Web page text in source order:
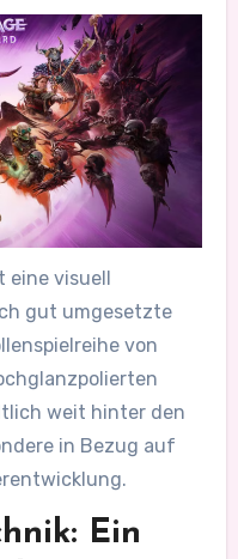
visuell
gut umgesetzte
von
weit hinter den
in Bezug auf
Ein